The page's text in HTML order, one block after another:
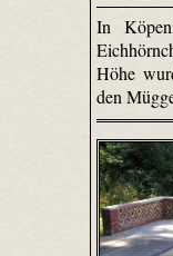
In
Höhe
den